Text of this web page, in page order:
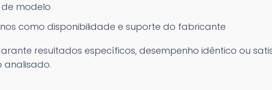
modelo
como disponibilidade e suporte do fabricante
resultados específicos, desempenho idêntico ou